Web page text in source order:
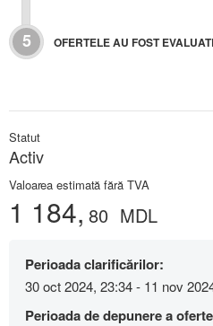
5 OFERTELE AU FOST
Statut
Activ
Valoarea estimată fără TVA
1 184, 80 MDL
Perioada clarificărilor:
30 oct 2024, 23:34 - 11 nov
Perioada de depunere a